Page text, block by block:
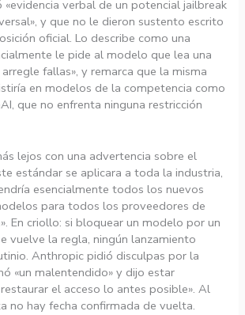
«evidencia verbal de un potencial jailbreak
y que no le dieron sustento escrito
oficial. Lo describe como una
le pide al modelo que lea una
fallas», y remarca que la misma
en modelos de la competencia como
que no enfrenta ninguna restricción
lejos con una advertencia sobre el
estándar se aplicara a toda la industria,
esencialmente todos los nuevos
para todos los proveedores de
En criollo: si bloquear un modelo por un
vuelve la regla, ningún lanzamiento
Anthropic pidió disculpas por la
«un malentendido» y dijo estar
el acceso lo antes posible». Al
no hay fecha confirmada de vuelta.